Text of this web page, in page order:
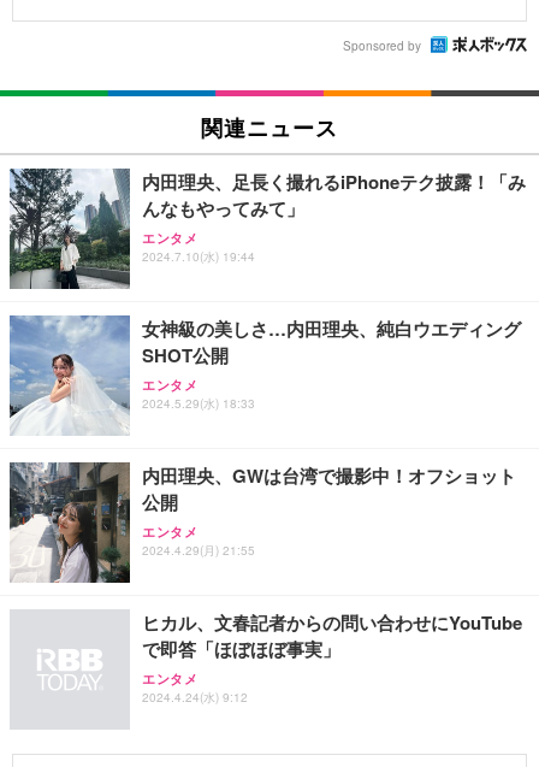
Sponsored by
関連ニュース
内田理央、足長く撮れるiPhoneテク披露！「み
んなもやってみて」
エンタメ
2024.7.10(水) 19:44
女神級の美しさ…内田理央、純白ウエディング
SHOT公開
エンタメ
2024.5.29(水) 18:33
内田理央、GWは台湾で撮影中！オフショット
公開
エンタメ
2024.4.29(月) 21:55
ヒカル、文春記者からの問い合わせにYouTube
で即答「ほぼほぼ事実」
エンタメ
2024.4.24(水) 9:12